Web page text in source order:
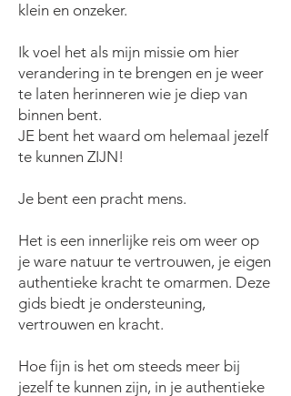
klein en onzeker.
Ik voel het als mijn missie om hier
verandering in te brengen en je weer
te laten herinneren wie je diep van
binnen bent.
JE bent het waard om helemaal jezelf
te kunnen ZIJN!
Je bent een pracht mens.
Het is een innerlijke reis om weer op
je ware natuur te vertrouwen, je eigen
authentieke kracht te omarmen. Deze
gids biedt je ondersteuning,
vertrouwen en kracht.
Hoe fijn is het om steeds meer bij
jezelf te kunnen zijn, in je authentieke